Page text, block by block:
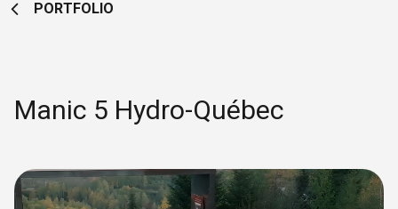
PORTFOLIO
Manic 5 Hydro-Québec